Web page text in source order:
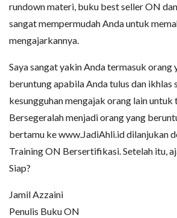
rundown materi, buku best seller ON
sangat mempermudah Anda untuk
mengajarkannya.
Saya sangat yakin Anda termasuk orang
beruntung apabila Anda tulus dan ikhlas
kesungguhan mengajak orang lain untuk
Bersegeralah menjadi orang yang
bertamu ke www.JadiAhli.id dilanjukan
Training ON Bersertifikasi. Setelah itu,
Siap?
Jamil Azzaini
Penulis Buku ON